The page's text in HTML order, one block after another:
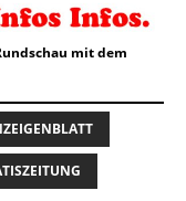
mit dem